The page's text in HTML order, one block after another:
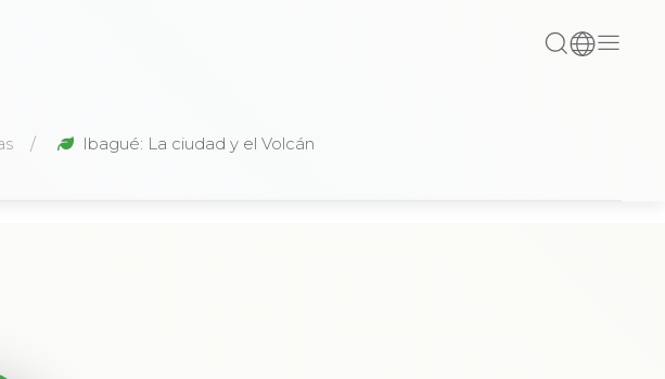
Ibagué: La ciudad y el Volcán